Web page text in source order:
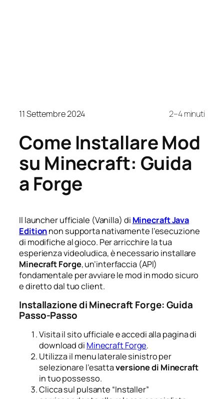
11 Settembre 2024 2–4 minuti
Come Installare Mod
su Minecraft: Guida
a Forge
Il launcher ufficiale (Vanilla) di Minecraft Java
Editionnon supporta nativamente l’esecuzione
di modifiche al gioco. Per arricchire la tua
esperienza videoludica, è necessario installare
Minecraft Forge, un’interfaccia (API)
fondamentale per avviare le mod in modo sicuro
e diretto dal tuo client.
Installazione di Minecraft Forge: Guida
Passo-Passo
Visita il sito ufficiale e accedi alla pagina di
download di Minecraft Forge.
Utilizza il menu laterale sinistro per
selezionare l’esattaversione di Minecraft
in tuo possesso.
Clicca sul pulsante “Installer”